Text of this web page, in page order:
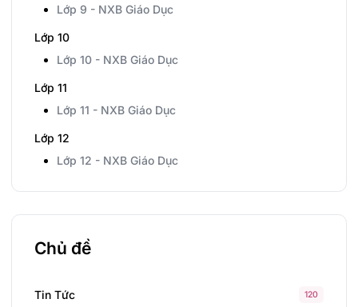
Lớp 9 - NXB Giáo Dục
Lớp 10
Lớp 10 - NXB Giáo Dục
Lớp 11
Lớp 11 - NXB Giáo Dục
Lớp 12
Lớp 12 - NXB Giáo Dục
Chủ đề
Tin Tức 120